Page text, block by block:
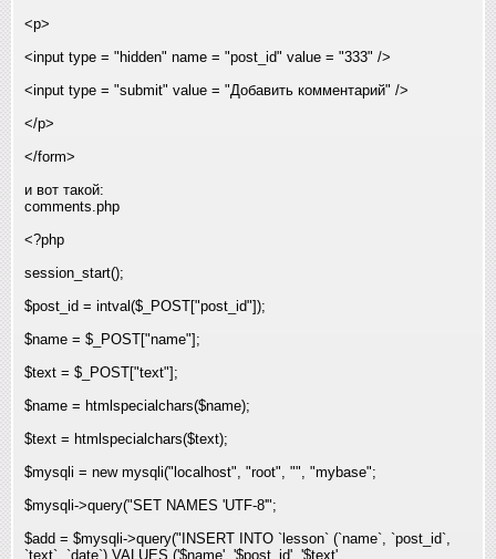
<p>
<input type = "hidden" name = "post_id" value = "333" />
<input type = "submit" value = "Добавить комментарий" />
</p>
</form>
и вот такой:
comments.php
<?php
session_start();
$post_id = intval($_POST["post_id"]);
$name = $_POST["name"];
$text = $_POST["text"];
$name = htmlspecialchars($name);
$text = htmlspecialchars($text);
$mysqli = new mysqli("localhost", "root", "", "mybase";
$mysqli->query("SET NAMES 'UTF-8'";
$add = $mysqli->query("INSERT INTO `lesson` (`name`, `post_id`,
`text`, `date`) VALUES ('$name', '$post_id', '$text',